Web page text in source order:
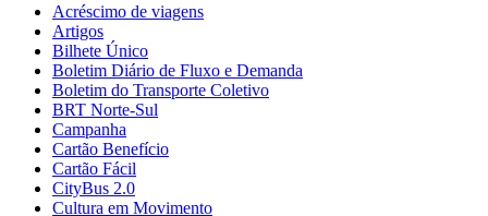
Acréscimo de viagens
Artigos
Bilhete Único
Boletim Diário de Fluxo e Demanda
Boletim do Transporte Coletivo
BRT Norte-Sul
Campanha
Cartão Benefício
Cartão Fácil
CityBus 2.0
Cultura em Movimento